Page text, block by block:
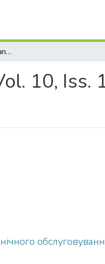
Information Technology and Security, Vol. 10, Iss. 1 (18)
10, Iss.